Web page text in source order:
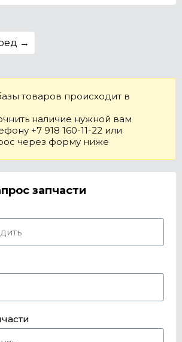
→
товаров происходит в
наличие нужной вам
+7 918 160-11-22 или
через форму ниже
запчасти